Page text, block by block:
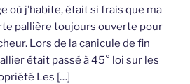
où j’habite, était si frais que ma
pallière toujours ouverte pour
Lors de la canicule de fin
était passé à 45° loi sur les
Les […]